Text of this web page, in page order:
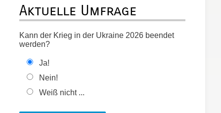
Aktuelle Umfrage
Kann der Krieg in der Ukraine 2026 beendet
werden?
Ja!
Nein!
Weiß nicht ...